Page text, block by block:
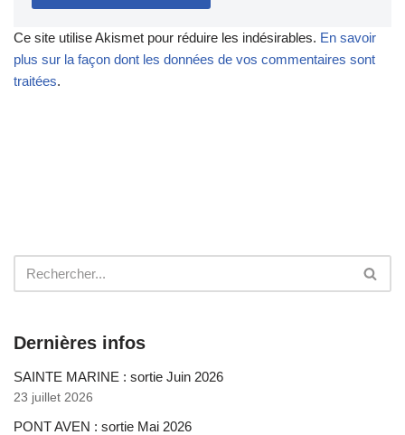
Ce site utilise Akismet pour réduire les indésirables. En savoir
plus sur la façon dont les données de vos commentaires sont
traitées.
Dernières infos
SAINTE MARINE : sortie Juin 2026
23 juillet 2026
PONT AVEN : sortie Mai 2026